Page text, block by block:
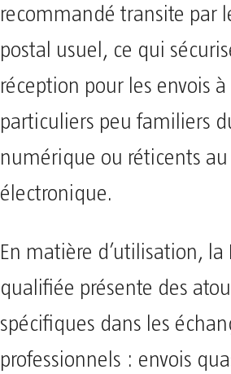
recommandé transite par
postal usuel, ce qui
réception pour les envois à
particuliers peu familiers
numérique ou réticents
électronique.
En matière d’utilisation, la
qualifiée présente des
spécifiques dans les
professionnels : envois